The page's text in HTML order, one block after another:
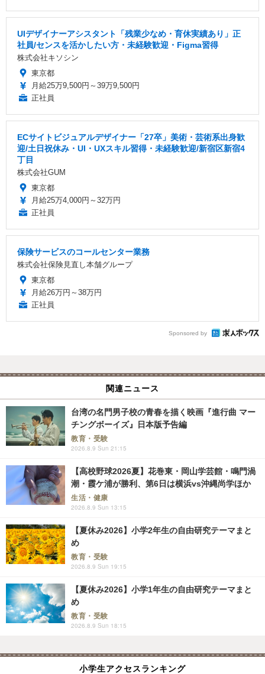
UIデザイナーアシスタント「残業少なめ・育休実績あり」正
社員/センスを活かしたい方・未経験歓迎・Figma習得
株式会社キソシン
東京都
月給25万9,500円～39万9,500円
正社員
ECサイトビジュアルデザイナー「27卒」美術・芸術系出身歓
迎/土日祝休み・UI・UXスキル習得・未経験歓迎/新宿区新宿4
丁目
株式会社GUM
東京都
月給25万4,000円～32万円
正社員
保険サービスのコールセンター業務
株式会社保険見直し本舗グループ
東京都
月給26万円～38万円
正社員
Sponsored by
関連ニュース
台湾の名門男子校の青春を描く映画『進行曲 マー
チングボーイズ』日本版予告編
教育・受験
2026.8.9 Sun 21:15
【高校野球2026夏】花巻東・岡山学芸館・鳴門渦
潮・霞ケ浦が勝利、第6日は横浜vs沖縄尚学ほか
生活・健康
2026.8.9 Sun 13:15
【夏休み2026】小学2年生の自由研究テーマまと
め
教育・受験
2026.8.9 Sun 19:15
【夏休み2026】小学1年生の自由研究テーマまと
め
教育・受験
2026.8.9 Sun 18:15
小学生アクセスランキング